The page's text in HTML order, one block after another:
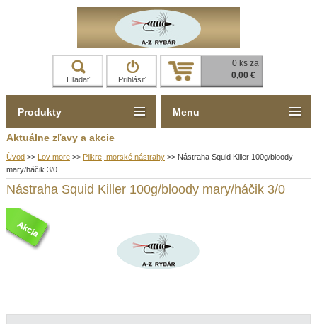
Hľadať Prihlásiť
0 ks za
0,00 €
Aktuálne zľavy a akcie
Úvod >> Lov more >> Pilkre, morské nástrahy >> Nástraha Squid Killer 100g/bloody
mary/háčik 3/0
Nástraha Squid Killer 100g/bloody mary/háčik 3/0
Produkty Menu